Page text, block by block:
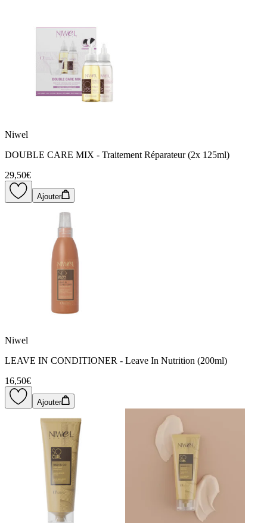
Niwel
DOUBLE CARE MIX - Traitement Réparateur (2x 125ml)
29,50€
Ajouter
Niwel
LEAVE IN CONDITIONER - Leave In Nutrition (200ml)
16,50€
Ajouter